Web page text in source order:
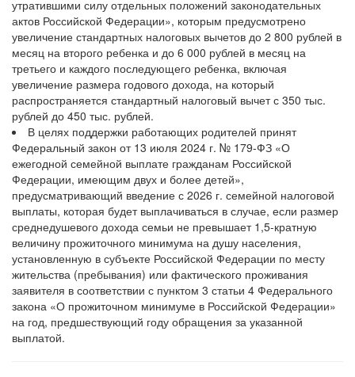
утратившими силу отдельных положений законодательных
актов Российской Федерации», которым предусмотрено
увеличение стандартных налоговых вычетов до 2 800 рублей в
месяц на второго ребенка и до 6 000 рублей в месяц на
третьего и каждого последующего ребенка, включая
увеличение размера годового дохода, на который
распространяется стандартный налоговый вычет с 350 тыс.
рублей до 450 тыс. рублей.
В целях поддержки работающих родителей принят
Федеральный закон от 13 июля 2024 г. № 179-ФЗ «О
ежегодной семейной выплате гражданам Российской
Федерации, имеющим двух и более детей»,
предусматривающий введение с 2026 г. семейной налоговой
выплаты, которая будет выплачиваться в случае, если размер
среднедушевого дохода семьи не превышает 1,5-кратную
величину прожиточного минимума на душу населения,
установленную в субъекте Российской Федерации по месту
жительства (пребывания) или фактического проживания
заявителя в соответствии с пунктом 3 статьи 4 Федерального
закона «О прожиточном минимуме в Российской Федерации»
на год, предшествующий году обращения за указанной
выплатой.